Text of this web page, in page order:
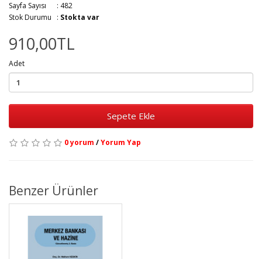
Sayfa Sayısı : 482
Stok Durumu : Stokta var
910,00TL
Adet
Sepete Ekle
0 yorum /Yorum Yap
Benzer Ürünler